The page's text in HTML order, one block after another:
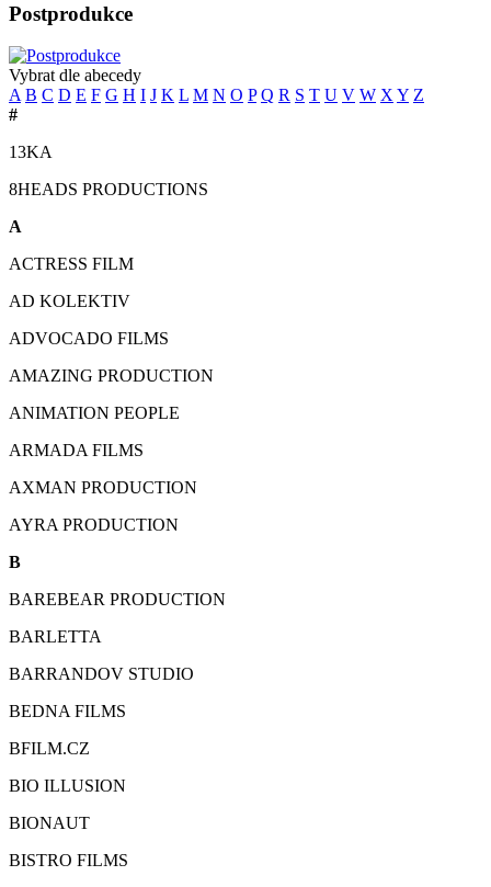
Postprodukce
Vybrat dle abecedy
A B C D E F G H I J K L M N O P Q R S T U V W X Y Z
#
13KA
8HEADS PRODUCTIONS
A
ACTRESS FILM
AD KOLEKTIV
ADVOCADO FILMS
AMAZING PRODUCTION
ANIMATION PEOPLE
ARMADA FILMS
AXMAN PRODUCTION
AYRA PRODUCTION
B
BAREBEAR PRODUCTION
BARLETTA
BARRANDOV STUDIO
BEDNA FILMS
BFILM.CZ
BIO ILLUSION
BIONAUT
BISTRO FILMS